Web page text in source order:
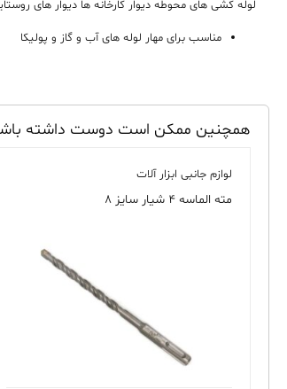
لوله کشی های محوطه دیوار کارخانه ها دیوار های
مناسب برای مهار لوله های آب و گاز و پولیکا
همچنین ممکن است دوست داشته
لوازم جانبی ابزار آلات
مته الماسه ۴ شیار سایز ۸